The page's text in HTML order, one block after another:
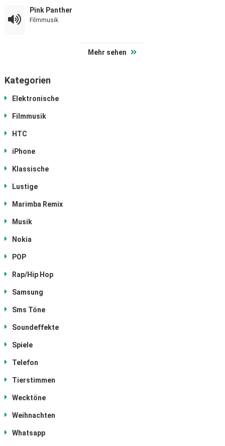
Pink Panther
Filmmusik
Mehr sehen
Kategorien
Elektronische
Filmmusik
HTC
iPhone
Klassische
Lustige
Marimba Remix
Musik
Nokia
POP
Rap/Hip Hop
Samsung
Sms Töne
Soundeffekte
Spiele
Telefon
Tierstimmen
Wecktöne
Weihnachten
Whatsapp